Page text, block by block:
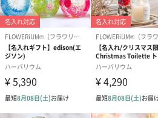
置き場所にも困らない、かわい
せっかく贈ったのに相手が置き場所に
態は避けたいですよね。ですがこの商
イズと自然なデザインで、置き場所に